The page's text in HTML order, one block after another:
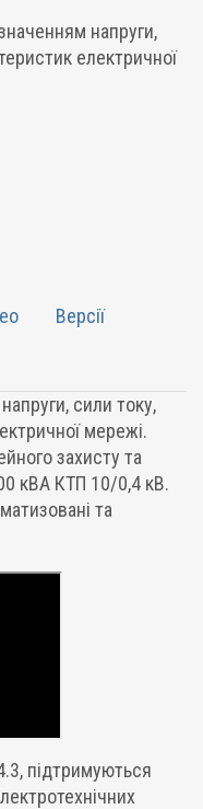
напруги,
електричної
Версії
сили току,
мережі.
захисту та
кВА КТП 10/0,4 кВ.
та
підтримуються